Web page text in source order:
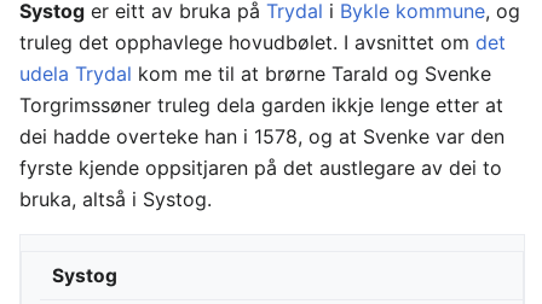
Systog er eitt av bruka på Trydal i Bykle kommune, og
truleg det opphavlege hovudbølet. I avsnittet om det
udela Trydal kom me til at brørne Tarald og Svenke
Torgrimssøner truleg dela garden ikkje lenge etter at
dei hadde overteke han i 1578, og at Svenke var den
fyrste kjende oppsitjaren på det austlegare av dei to
bruka, altså i Systog.
Systog